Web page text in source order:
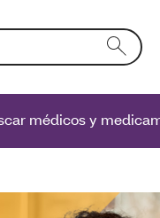
en el campo de
médicos y